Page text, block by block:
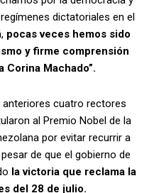
dictatoriales en el
pocas veces hemos sido
y firme comprensión
Corina Machado”.
anteriores cuatro rectores
al Premio Nobel de la
por evitar recurrir a
de que el gobierno de
la victoria que reclama la
del 28 de julio.